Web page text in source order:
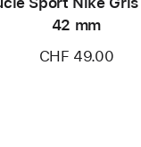
42 mm
CHF 49.00